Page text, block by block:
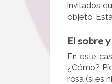
invitados
objeto.
El sobre
En este
¿Cómo?
rosa (si es